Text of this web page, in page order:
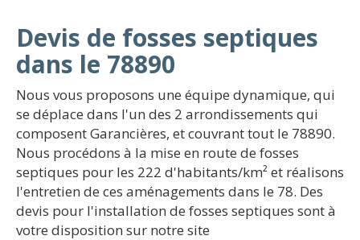
Devis de fosses septiques
dans le 78890
Nous vous proposons une équipe dynamique, qui
se déplace dans l'un des 2 arrondissements qui
composent Garancières, et couvrant tout le 78890.
Nous procédons à la mise en route de fosses
septiques pour les 222 d'habitants/km² et réalisons
l'entretien de ces aménagements dans le 78. Des
devis pour l'installation de fosses septiques sont à
votre disposition sur notre site